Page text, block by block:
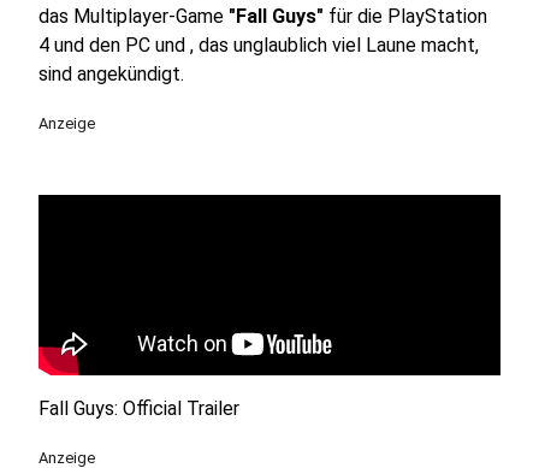
das Multiplayer-Game "Fall Guys" für die PlayStation
4 und den PC und , das unglaublich viel Laune macht,
sind angekündigt.
Anzeige
Fall Guys: Official Trailer
Anzeige